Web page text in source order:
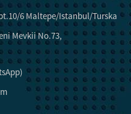
6 Maltepe/Istanbul/Turska
Mevkii No.73,